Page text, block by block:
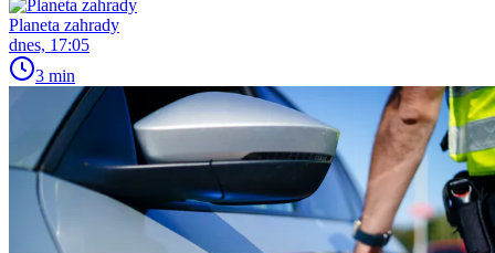
Planeta zahrady
dnes, 17:05
3 min